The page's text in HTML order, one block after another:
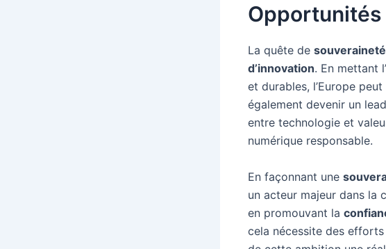
Opportunités
La quête de
d’innovation. En mettant
et durables, l’Europe
également devenir un
entre technologie et
numérique responsable.
En façonnant une
un acteur majeur dans la
en promouvant la
cela nécessite des